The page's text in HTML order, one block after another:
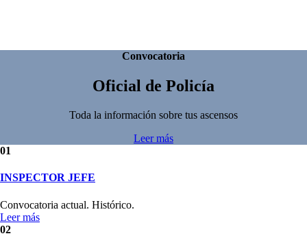
Convocatoria
Oficial de Policía
Toda la información sobre tus ascensos
Leer más
01
INSPECTOR JEFE
Convocatoria actual. Histórico.
Leer más
02